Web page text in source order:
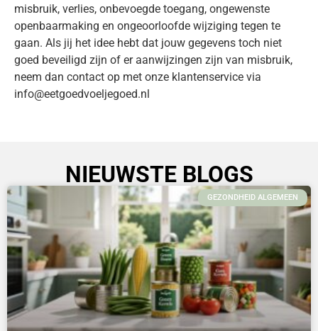
misbruik, verlies, onbevoegde toegang, ongewenste
openbaarmaking en ongeoorloofde wijziging tegen te
gaan. Als jij het idee hebt dat jouw gegevens toch niet
goed beveiligd zijn of er aanwijzingen zijn van misbruik,
neem dan contact op met onze klantenservice via
info@eetgoedvoeljegoed.nl
NIEUWSTE BLOGS
GEZONDHEID ALGEMEEN